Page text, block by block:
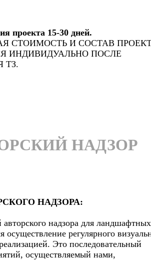
проекта 15-30 дней.
СТОИМОСТЬ И СОСТАВ
ИНДИВИДУАЛЬНО ПОСЛЕ
ТЗ.
НАДЗОР
НАДЗОРА:
авторского надзора для ландшафтных
осуществление регулярного
Это последовательный
осуществляемый нами,